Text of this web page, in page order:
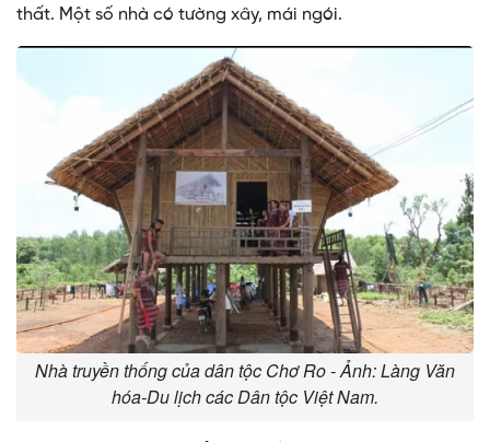
thất. Một số nhà có tường xây, mái ngói.
Nhà truyền thống của dân tộc Chơ Ro - Ảnh: Làng Văn
hóa-Du lịch các Dân tộc Việt Nam.